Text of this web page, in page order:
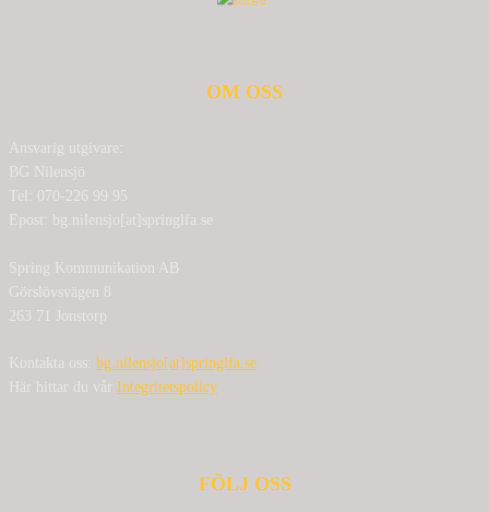
OM OSS
Ansvarig utgivare:
BG Nilensjö
Tel: 070-226 99 95
Epost: bg.nilensjo[at]springlfa.se
Spring Kommunikation AB
Görslövsvägen 8
263 71 Jonstorp
Kontakta oss: bg.nilensjo[at]springlfa.se
Här hittar du vår Integritetspolicy
FÖLJ OSS